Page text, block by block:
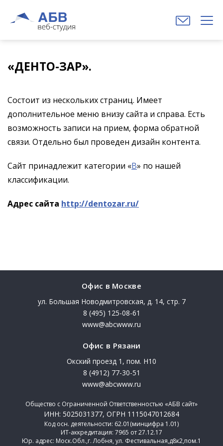
«ДЕНТО-ЗАР».
Состоит из нескольких страниц. Имеет
дополнительное меню внизу сайта и справа. Есть
возможность записи на прием, форма обратной
связи. Отдельно был проведен дизайн контента.
Сайт принадлежит категории «В» по нашей
классификации.
Адрес сайта http://dentozar.ru/
Офис в Москве
ул. Большая Новодмитровская, д. 14, стр. 7
8 (495) 125-08-61
www@abcwww.ru
Офис в Рязани
Окский проезд 1, пом. Н10
8 (4912) 77-30-51
www@abcwww.ru
Общество с Ограниченной Ответственностью «АБВ сайт»
ИНН: 5025031377, ОГРН 1115047012684
Код осн. деятельности: 62.01(минцифра 1.01)
ИТ-аккредитация: 7965 от 27.12.17
Юр. адрес: Моск.Обл.,г. Лобня, ул. Фестивальная,д8к2,пом.1